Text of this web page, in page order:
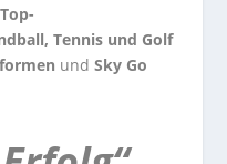
Top-
Tennis und Golf
undSky Go